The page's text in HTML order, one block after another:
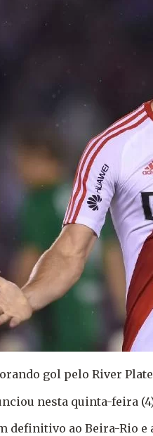
gol pelo River
nesta quinta-feira
definitivo ao Beira-Rio